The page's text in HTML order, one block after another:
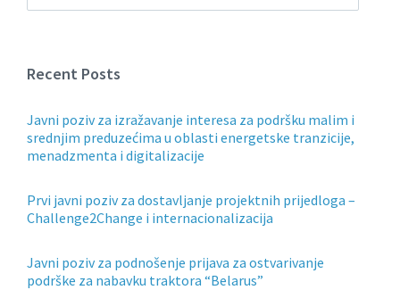
Recent Posts
Javni poziv za izražavanje interesa za podršku malim i
srednjim preduzećima u oblasti energetske tranzicije,
menadzmenta i digitalizacije
Prvi javni poziv za dostavljanje projektnih prijedloga –
Challenge2Change i internacionalizacija
Javni poziv za podnošenje prijava za ostvarivanje
podrške za nabavku traktora “Belarus”